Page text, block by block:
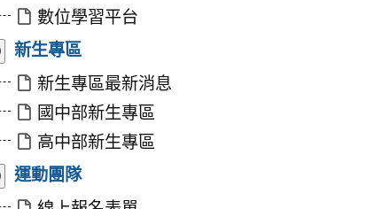
數位學習平台
展
開/
收
新生專區
新生專區最新消息
國中部新生專區
高中部新生專區
展
開/
運動團隊